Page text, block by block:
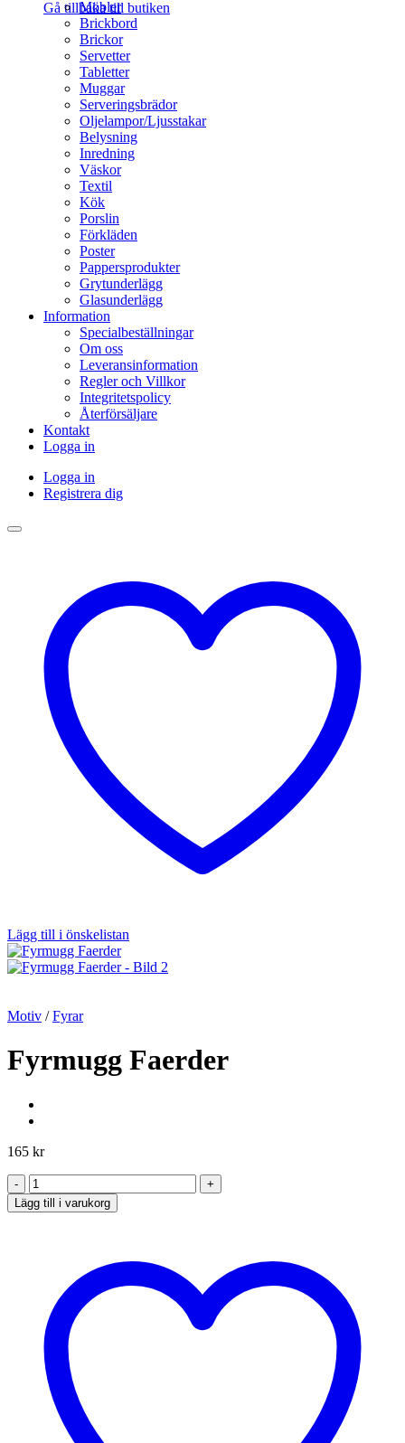
Gå tillbaka till butiken
Möbler
Brickbord
Brickor
Servetter
Tabletter
Muggar
Serveringsbrädor
Oljelampor/Ljusstakar
Belysning
Inredning
Väskor
Textil
Kök
Porslin
Förkläden
Poster
Pappersprodukter
Grytunderlägg
Glasunderlägg
Information
Specialbeställningar
Om oss
Leveransinformation
Regler och Villkor
Integritetspolicy
Återförsäljare
Kontakt
Logga in
Logga in
Registrera dig
Lägg till i önskelistan
Motiv / Fyrar
Fyrmugg Faerder
165 kr
Fyrmugg
Faerder
mängd
Lägg till i varukorg